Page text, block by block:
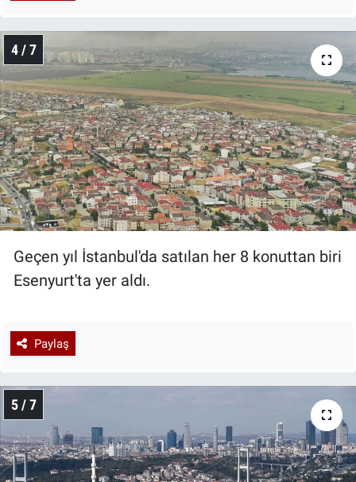
4 / 7
Geçen yıl İstanbul'da satılan her 8 konuttan biri
Esenyurt'ta yer aldı.
Paylaş
5 / 7